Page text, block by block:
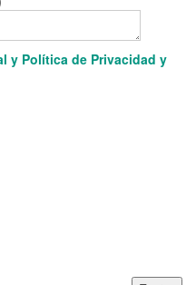
y Política de Privacidad y